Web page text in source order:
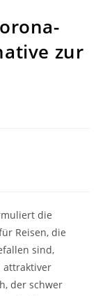
zur
die
Reisen, die
sind,
attraktiver
der schwer